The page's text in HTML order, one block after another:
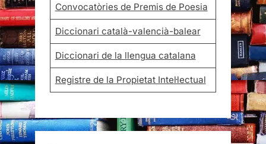
Convocatòries de Premis de Poesia
Diccionari català-valencià-balear
Diccionari de la llengua catalana
Registre de la Propietat Intel·lectual